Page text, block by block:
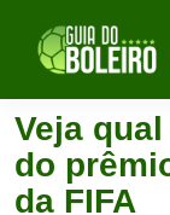
Veja
do
da FIFA